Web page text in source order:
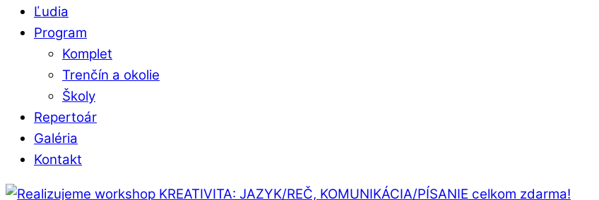
Ľudia
Program
Komplet
Trenčín a okolie
Školy
Repertoár
Galéria
Kontakt